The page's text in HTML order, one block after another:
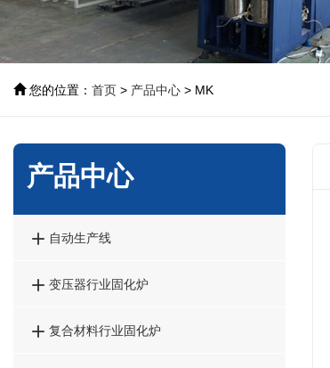
您的位置： 首页 > 产品中心 > MK
产品中心
 自动生产线
 变压器行业固化炉
 复合材料行业固化炉